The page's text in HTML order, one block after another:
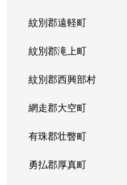
紋別郡遠軽町
紋別郡滝上町
紋別郡西興部村
網走郡大空町
有珠郡壮瞥町
勇払郡厚真町